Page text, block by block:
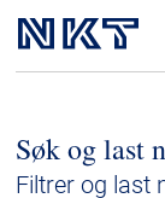
Søk og last
Filtrer og last